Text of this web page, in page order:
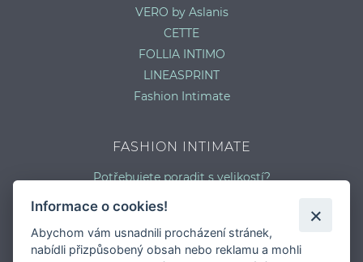
VERO by Aslanis
CETTE
FOLLIA INTIMO
LINEASPRINT
Fashion Intimate
FASHION INTIMATE
Potřebujete poradit s velikostí?
Jaký typ kalhotek je pro vás vhodný?
Typy podprsenek
Informace o cookies!
Abychom vám usnadnili procházení stránek,
nabídli přizpůsobený obsah nebo reklamu a mohli